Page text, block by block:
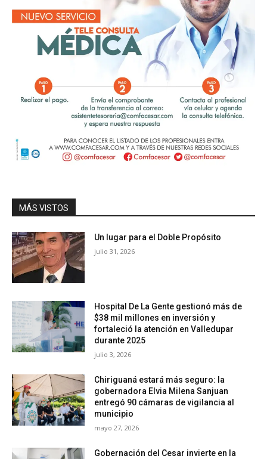
MÁS VISTOS
Un lugar para el Doble Propósito
julio 31, 2026
Hospital De La Gente gestionó más de
$38 mil millones en inversión y
fortaleció la atención en Valledupar
durante 2025
julio 3, 2026
Chiriguaná estará más seguro: la
gobernadora Elvia Milena Sanjuan
entregó 90 cámaras de vigilancia al
municipio
mayo 27, 2026
Gobernación del Cesar invierte en la